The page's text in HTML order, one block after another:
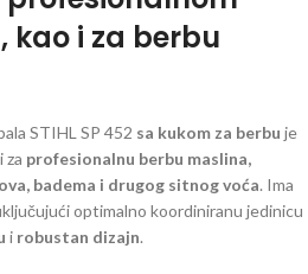
kao i za berbu
STIHL SP 452 sa kukom za berbu je
za profesionalnu berbu maslina,
badema i drugog sitnog voća. Ima
optimalno koordiniranu jedinicu
i robustan dizajn.